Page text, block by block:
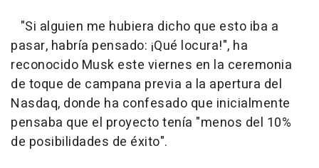
"Si alguien me hubiera dicho que esto iba a
pasar, habría pensado: ¡Qué locura!", ha
reconocido Musk este viernes en la ceremonia
de toque de campana previa a la apertura del
Nasdaq, donde ha confesado que inicialmente
pensaba que el proyecto tenía "menos del 10%
de posibilidades de éxito".